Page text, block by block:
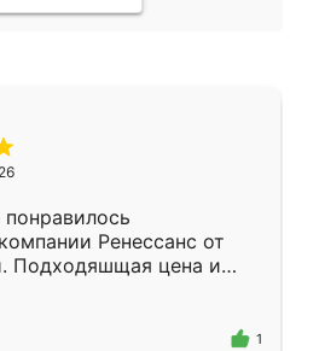
Ренессанс от
Подходяшщая цена и
Приехавший
Владислав
эскизу самый
1